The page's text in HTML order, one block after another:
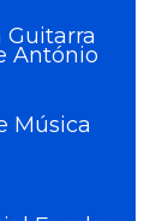
Guitarra
António
Música